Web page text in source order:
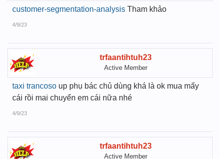
customer-segmentation-analysis Tham khảo
4/9/23
trfaantihtuh23
Active Member
taxi trancoso up phụ bác chủ dùng khá là ok mua mấy
cái rồi mai chuyển em cái nữa nhé
4/9/23
trfaantihtuh23
Active Member